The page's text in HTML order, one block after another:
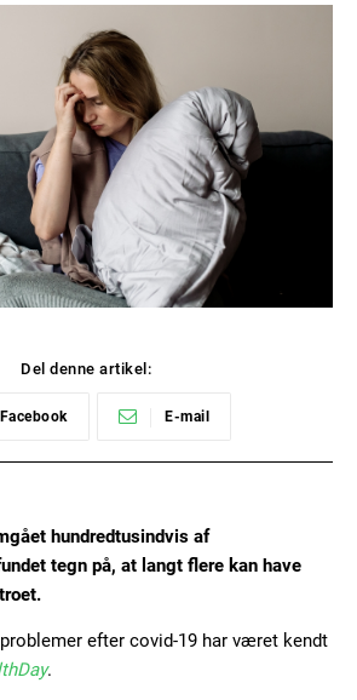
Del denne artikel:
Facebook E-mail
hundredtusindvis af
tegn på, at langt flere kan have
efter covid-19 har været kendt
.